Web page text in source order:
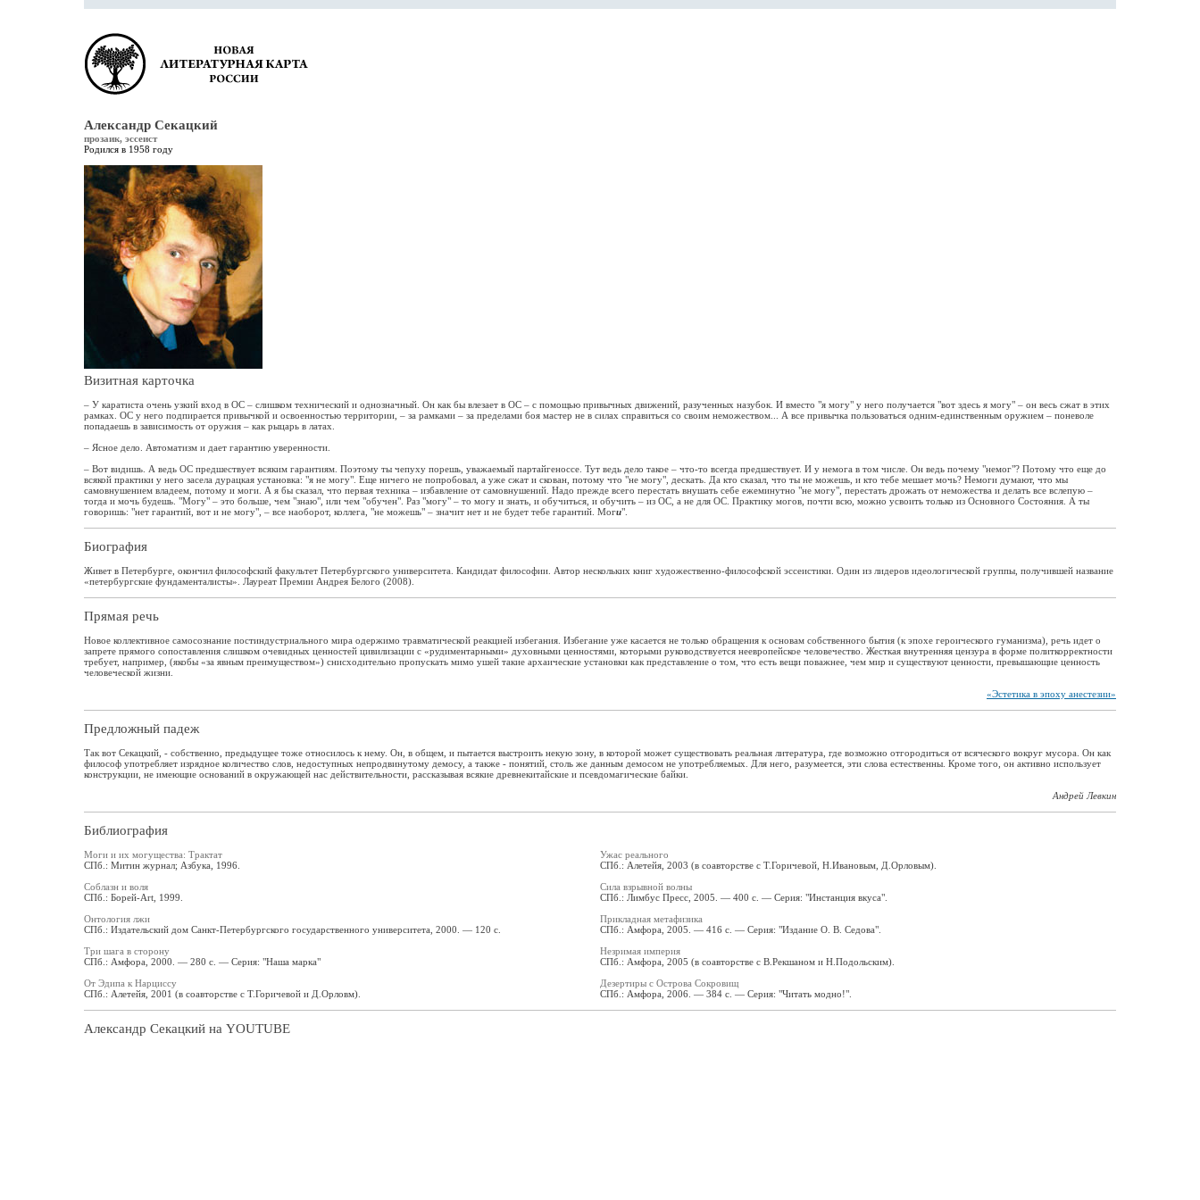
Александр Секацкий
прозаик, эссеист
Родился в 1958 году
Визитная карточка
– У каратиста очень узкий вход в ОС – слишком технический и однозначный. Он как бы влезает в ОС – с помощью привычных движений, разученных назубок. И вместо "я могу" у него получается "вот здесь я могу" – он весь сжат в этих
рамках. ОС у него подпирается привычкой и освоенностью территории, – за рамками – за пределами боя мастер не в силах справиться со своим неможеством... А все привычка пользоваться одним-единственным оружием – поневоле
попадаешь в зависимость от оружия – как рыцарь в латах.
– Ясное дело. Автоматизм и дает гарантию уверенности.
– Вот видишь. А ведь ОС предшествует всяким гарантиям. Поэтому ты чепуху порешь, уважаемый партайгеноссе. Тут ведь дело такое – что-то всегда предшествует. И у немога в том числе. Он ведь почему "немог"? Потому что еще до
всякой практики у него засела дурацкая установка: "я не могу". Еще ничего не попробовал, а уже сжат и скован, потому что "не могу", дескать. Да кто сказал, что ты не можешь, и кто тебе мешает мочь? Немоги думают, что мы
самовнушением владеем, потому и моги. А я бы сказал, что первая техника – избавление от самовнушений. Надо прежде всего перестать внушать себе ежеминутно "не могу", перестать дрожать от неможества и делать все вслепую –
тогда и мочь будешь. "Могу" – это больше, чем "знаю", или чем "обучен". Раз "могу" – то могу и знать, и обучиться, и обучить – из ОС, а не для ОС. Практику могов, почти всю, можно усвоить только из Основного Состояния. А ты
говоришь: "нет гарантий, вот и не могу", – все наоборот, коллега, "не можешь" – значит нет и не будет тебе гарантий. Моги".
Биография
Живет в Петербурге, окончил философский факультет Петербургского университета. Кандидат философии. Автор нескольких книг художественно-философской эссеистики. Один из лидеров идеологической группы, получившей название
«петербургские фундаменталисты». Лауреат Премии Андрея Белого (2008).
Прямая речь
Новое коллективное самосознание постиндустриального мира одержимо травматической реакцией избегания. Избегание уже касается не только обращения к основам собственного бытия (к эпохе героического гуманизма), речь идет о
запрете прямого сопоставления слишком очевидных ценностей цивилизации с «рудиментарными» духовными ценностями, которыми руководствуется неевропейское человечество. Жесткая внутренняя цензура в форме политкорректности
требует, например, (якобы «за явным преимуществом») снисходительно пропускать мимо ушей такие архаические установки как представление о том, что есть вещи поважнее, чем мир и существуют ценности, превышающие ценность
человеческой жизни.
«Эстетика в эпоху анестезии»
Предложный падеж
Так вот Секацкий, - собственно, предыдущее тоже относилось к нему. Он, в общем, и пытается выстроить некую зону, в которой может существовать реальная литература, где возможно отгородиться от всяческого вокруг мусора. Он как
философ употребляет изрядное количество слов, недоступных непродвинутому демосу, а также - понятий, столь же данным демосом не употребляемых. Для него, разумеется, эти слова естественны. Кроме того, он активно использует
конструкции, не имеющие оснований в окружающей нас действительности, рассказывая всякие древнекитайские и псевдомагические байки.
Андрей Левкин
Библиография
Моги и их могущества: Трактат
СПб.: Митин журнал; Азбука, 1996.
Соблазн и воля
СПб.: Борей-Art, 1999.
Онтология лжи
СПб.: Издательский дом Санкт-Петербургского государственного университета, 2000. — 120 с.
Три шага в сторону
СПб.: Амфора, 2000. — 280 с. — Серия: "Наша марка"
От Эдипа к Нарциссу
СПб.: Алетейя, 2001 (в соавторстве с Т.Горичевой и Д.Орловм).
Ужас реального
СПб.: Алетейя, 2003 (в соавторстве с Т.Горичевой, Н.Ивановым, Д.Орловым).
Сила взрывной волны
СПб.: Лимбус Пресс, 2005. — 400 с. — Серия: "Инстанция вкуса".
Прикладная метафизика
СПб.: Амфора, 2005. — 416 с. — Серия: "Издание О. В. Седова".
Незримая империя
СПб.: Амфора, 2005 (в соавторстве с В.Рекшаном и Н.Подольским).
Дезертиры с Острова Сокровищ
СПб.: Амфора, 2006. — 384 с. — Серия: "Читать модно!".
Александр Секацкий на YOUTUBE